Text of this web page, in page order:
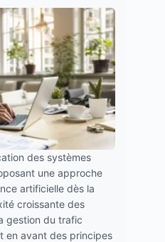
des systèmes
une approche
artificielle dès la
croissante des
gestion du trafic
en avant des principes